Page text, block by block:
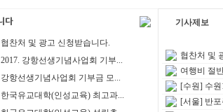
협찬처 및 광고 신청받습니다.
2017. 강항선생기념사업회 기부...
강항선생기념사업회 기부금 모...
한국유교대학(인성교육) 최고과...
기사제보
협찬처 및
여행비 절
[수원] 수원
[서울] 반포